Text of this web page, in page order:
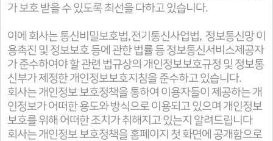
가 보호 받을 수 있도록 최선을 다하고 있습니다.
이에 회사는 통신비밀보호법,전기통신사업법, 정보통신망 이
용촉진 및 정보보호 등에 관한 법률 등 정보통신서비스제공자
가 준수하여야 할 관련 법규상의 개인정보보호규정 및 정보통
신부가 제정한 개인정보보호지침을 준수하고 있습니다.
회사는 개인정보 보호정책을 통하여 이용자들이 제공하는 개
인정보가 어떠한 용도와 방식으로 이용되고 있으며 개인정보
보호를 위해 어떠한 조치가 취해지고 있는지 알려드립니다
회사는 개인정보 보호정책을 홈페이지 첫 화면에 공개함으로